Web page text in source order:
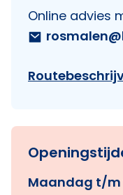
Online advies
Maandag t/